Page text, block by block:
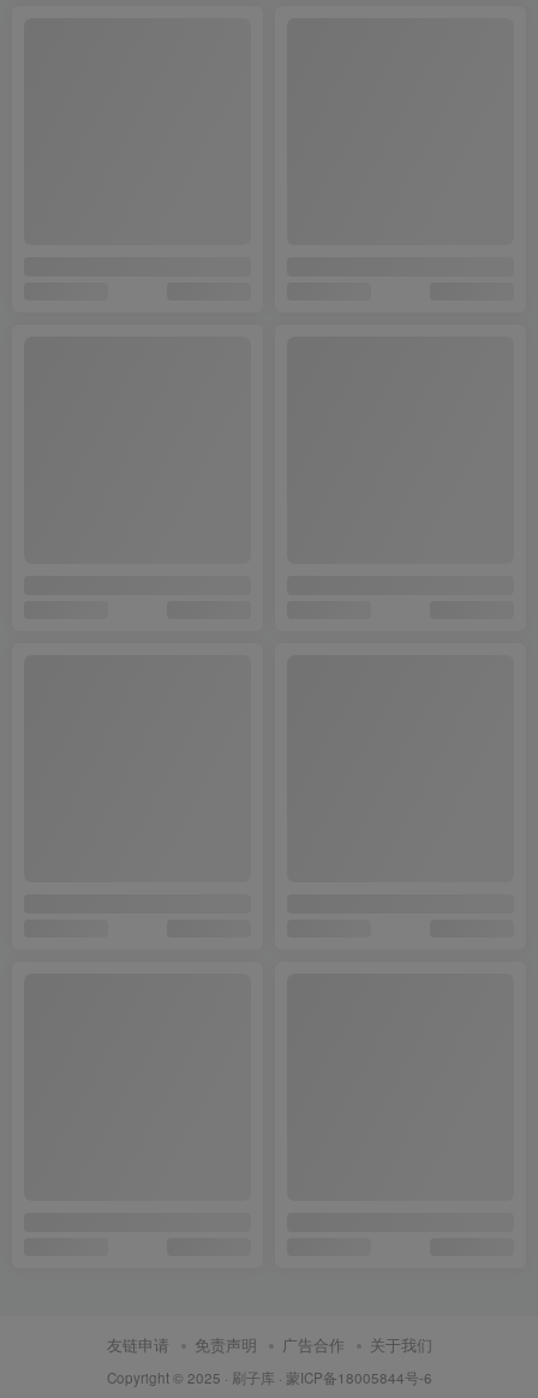
友链申请 免责声明 广告合作 关于我们
Copyright © 2025 · 刷子库 · 蒙ICP备18005844号-6